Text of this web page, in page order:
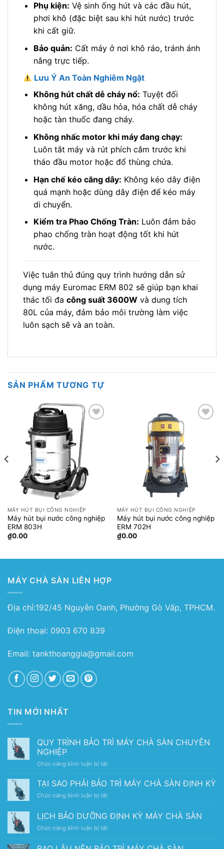
Phụ kiện: Vệ sinh ống hút và các đầu hút,
phơi khô (đặc biệt sau khi hút nước) trước
khi cất giữ.
Bảo quản: Cất máy ở nơi khô ráo, tránh ánh
nắng trực tiếp.
Lưu Ý An Toàn Nghiêm Ngặt
Không hút chất dễ cháy nổ: Tuyệt đối
không hút xăng, dầu hỏa, hóa chất dễ cháy
hoặc tàn thuốc đang cháy.
Không nhấc motor khi máy đang chạy:
Luôn tắt máy và rút phích cắm trước khi
tháo đầu motor hoặc đổ thùng chứa.
Hạn chế kéo căng dây: Không kéo dây điện
quá mạnh hoặc dùng dây điện để kéo máy
di chuyển.
Kiểm tra Phao Chống Tràn: Luôn đảm bảo
phao chống tràn hoạt động tốt khi hút
nước.
Việc tuân thủ đúng quy trình hướng dẫn sử
dụng máy Euromac ERM 802 sẽ giúp bạn khai
thác tối đa công suất 3600W và dung tích
80L của máy, đảm bảo môi trường làm việc
luôn sạch sẽ và an toàn.
SẢN PHẨM TƯƠNG TỰ
Add to
wishlist
MÁY HÚT BỤI CÔNG NGHIỆP
Máy hút bụi nước công nghiệp
ERM 803H
₫0.00
MÁY HÚT BỤI CÔNG NGHIỆP
Máy hút bụi nước công nghiệp
ERM 702H
₫0.00
MÁY CHÀ SÀN LIÊN HỢP
Địa chỉ:192/45 Nguyễn Oanh, Phường Gò Vấp, TPHCM.
Điện thoại: 0903 670 839
Email: tankthoanggia@gmail.com
TIN MỚI NHẤT
QUY TRÌNH BẢO TRÌ MÁY CHÀ SÀN CHUYÊN
NGHIỆP
Chức năng bình luận bị tắtở
TRÌNH
TRÌ
CHÀ
CHUYÊN
TẠI SAO PHẢI BẢO TRÌ MÁY CHÀ SÀN ĐỊNH KỲ
Chức năng bình luận bị tắtở
SAO
PHẢI
BẢO
MÁY
LỊCH BẢO DƯỠNG ĐỊNH KỲ MÁY CHÀ SÀN
Chức năng bình luận bị tắtở
BẢO